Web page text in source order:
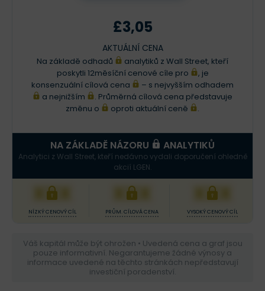
£3,05
AKTUÁLNÍ CENA
Na základě odhadů
analytiků z Wall Street, kteří
poskytli 12měsíční cenové cíle pro
, je
konsenzuální cílová cena
– s nejvyšším odhadem
a nejnižším
. Průměrná cílová cena představuje
změnu o
oproti aktuální ceně .
NA ZÁKLADĚ NÁZORU ANALYTIKŮ
Analytici z Wall Street, kteří nedávno vydali doporučení ohledně
akcií LGEN.
XXX
NÍZKÝ CENOVÝ CÍL
XXX
PRŮM. CÍLOVÁ CENA
XXX
VYSOKÝ CENOVÝ CÍL
Váš kapitál může být ohrožen • Uvedená cena a graf jsou
pouze informativní. Negarantujeme žádné výnosy a
informace uvedené na těchto stránkách nepředstavují
investiční poradenství.